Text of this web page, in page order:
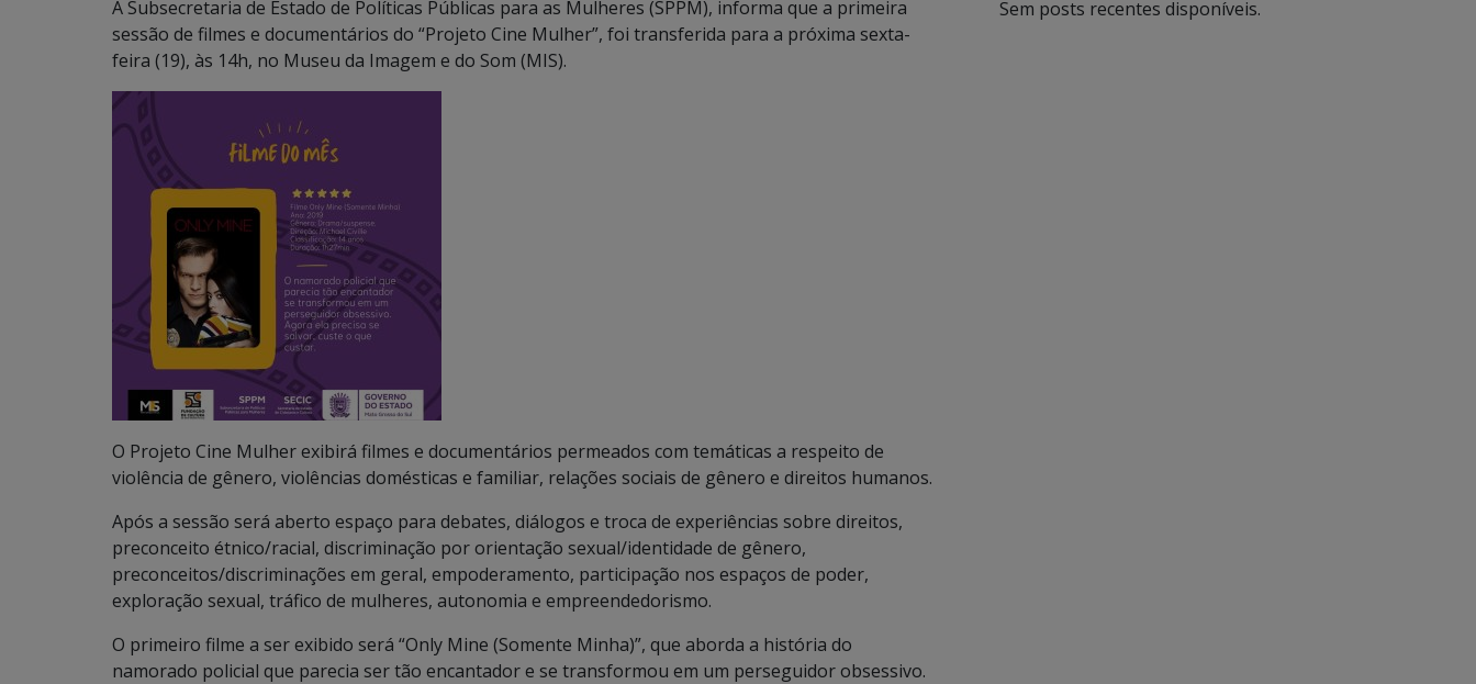
A Subsecretaria de Estado de Políticas Públicas para as Mulheres (SPPM), informa que a primeira
sessão de filmes e documentários do “Projeto Cine Mulher”, foi transferida para a próxima sexta-
feira (19), às 14h, no Museu da Imagem e do Som (MIS).
O Projeto Cine Mulher exibirá filmes e documentários permeados com temáticas a respeito de
violência de gênero, violências domésticas e familiar, relações sociais de gênero e direitos humanos.
Após a sessão será aberto espaço para debates, diálogos e troca de experiências sobre direitos,
preconceito étnico/racial, discriminação por orientação sexual/identidade de gênero,
preconceitos/discriminações em geral, empoderamento, participação nos espaços de poder,
exploração sexual, tráfico de mulheres, autonomia e empreendedorismo.
O primeiro filme a ser exibido será “Only Mine (Somente Minha)”, que aborda a história do
namorado policial que parecia ser tão encantador e se transformou em um perseguidor obsessivo.
Sem posts recentes disponíveis.